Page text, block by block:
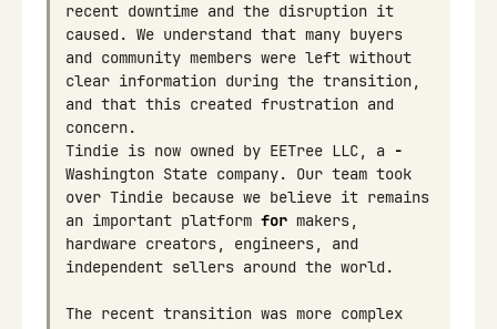
recent downtime and the disruption it
caused. We understand that many buyers
and community members were left without
clear information during the transition,
and that this created frustration and
concern.
Tindie is now owned by EETree LLC, a -
Washington State company. Our team took
over Tindie because we believe it remains
an important platform for makers,
hardware creators, engineers,
and
independent sellers around the world.
The recent transition was more complex